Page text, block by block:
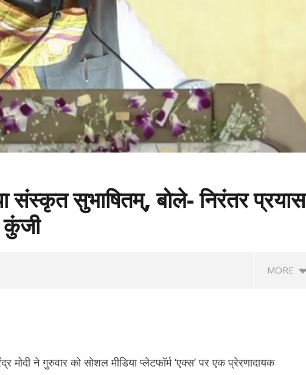
संस्कृत सुभाषितम्, बोले- निरंतर प्रयास
MORE
मोदी ने गुरुवार को सोशल मीडिया प्लेटफॉर्म ‘एक्स’ पर एक प्रेरणादायक